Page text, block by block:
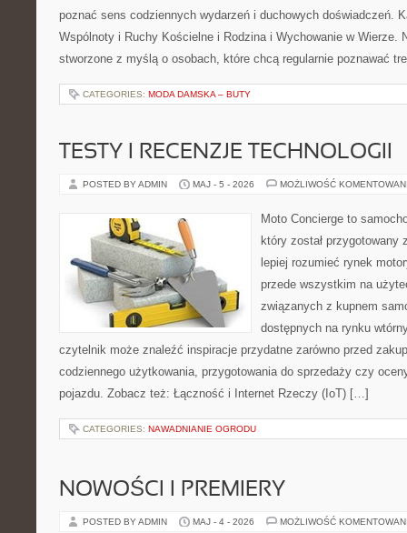
poznać sens codziennych wydarzeń i duchowych doświadczeń.
Wspólnoty i Ruchy Kościelne i Rodzina i Wychowanie w Wierze.
stworzone z myślą o osobach, które chcą regularnie poznawać
CATEGORIES: MODA DAMSKA – BUTY
TESTY I RECENZJE TECHNOLOGII
POSTED BY ADMIN MAJ - 5 - 2026 MOŻLIWOŚĆ
Moto Concierge to
który został
lepiej rozumieć rynek
przede wszystkim na
związanych z kupnem
dostępnych na rynku
czytelnik może znaleźć inspiracje przydatne zarówno przed
codziennego użytkowania, przygotowania do sprzedaży czy
pojazdu. Zobacz też: Łączność i Internet Rzeczy (IoT) […]
CATEGORIES: NAWADNIANIE OGRODU
NOWOŚCI I PREMIERY
POSTED BY ADMIN MAJ - 4 - 2026 MOŻLIWOŚĆ